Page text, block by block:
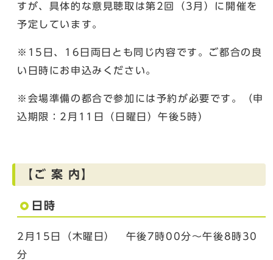
すが、具体的な意見聴取は第2回（3月）に開催を
予定しています。
※15日、16日両日とも同じ内容です。ご都合の良
い日時にお申込みください。
※会場準備の都合で参加には予約が必要です。（申
込期限：2月11日（日曜日）午後5時）
【ご 案 内】
日時
2月15日（木曜日） 午後7時00分～午後8時30
分